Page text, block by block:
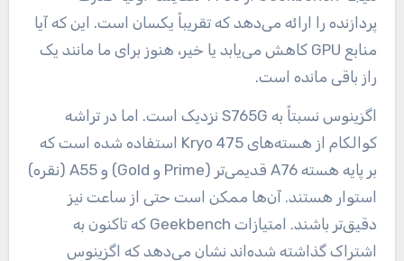
پردازنده را ارائه می‌دهد که تقریباً یکسان است. این که آیا
منابع GPU کاهش می‌یابد یا خیر، هنوز برای ما مانند یک
راز باقی مانده است.
اگزینوس نسبتاً به S765G نزدیک است. اما در تراشه
کوالکام از هسته‌های Kryo 475 استفاده شده است که
بر پایه هسته A76 قدیمی‌تر (Prime و Gold) و A55 (نقره)
استوار هستند. آن‌ها ممکن است حتی از ساعت نیز
دقیق‌تر باشند. امتیازات Geekbench که تاکنون به
اشتراک گذاشته شده‌اند نشان می‌دهد که اگزینوس